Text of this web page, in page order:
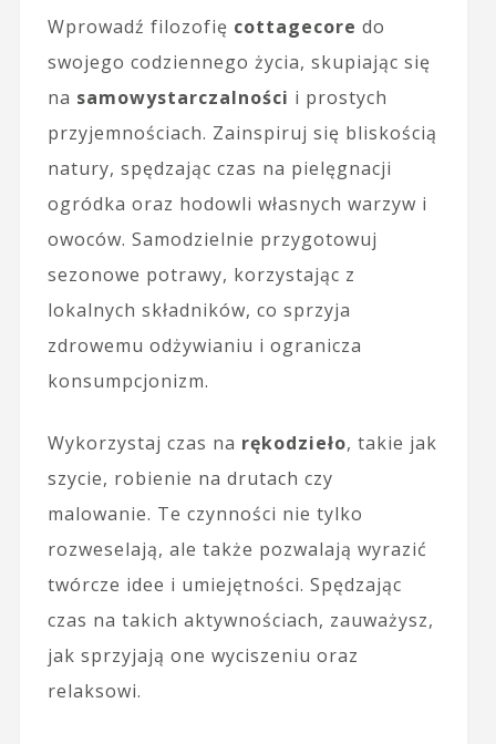
Wprowadź filozofię cottagecore do
swojego codziennego życia, skupiając się
na samowystarczalności i prostych
przyjemnościach. Zainspiruj się bliskością
natury, spędzając czas na pielęgnacji
ogródka oraz hodowli własnych warzyw i
owoców. Samodzielnie przygotowuj
sezonowe potrawy, korzystając z
lokalnych składników, co sprzyja
zdrowemu odżywianiu i ogranicza
konsumpcjonizm.
Wykorzystaj czas na rękodzieło, takie jak
szycie, robienie na drutach czy
malowanie. Te czynności nie tylko
rozweselają, ale także pozwalają wyrazić
twórcze idee i umiejętności. Spędzając
czas na takich aktywnościach, zauważysz,
jak sprzyjają one wyciszeniu oraz
relaksowi.